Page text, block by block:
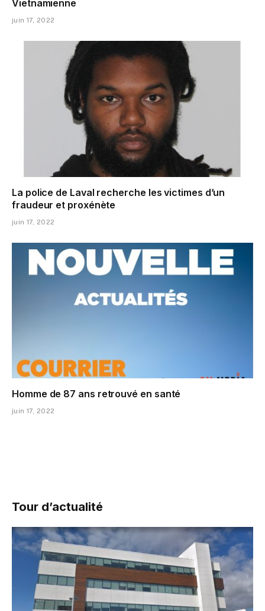
Vietnamienne
juin 17, 2022
La police de Laval recherche les victimes d’un
fraudeur et proxénète
juin 17, 2022
Homme de 87 ans retrouvé en santé
juin 17, 2022
Tour d’actualité